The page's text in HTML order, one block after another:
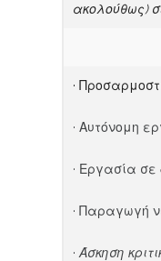
ακολούθως)
·
· Αυτόνομη
· Εργασία σε
· Παραγωγή
·Άσκηση